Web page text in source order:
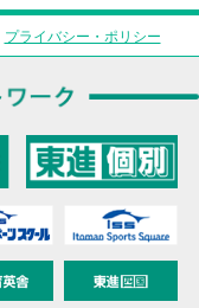
プライバシー・ポリシー